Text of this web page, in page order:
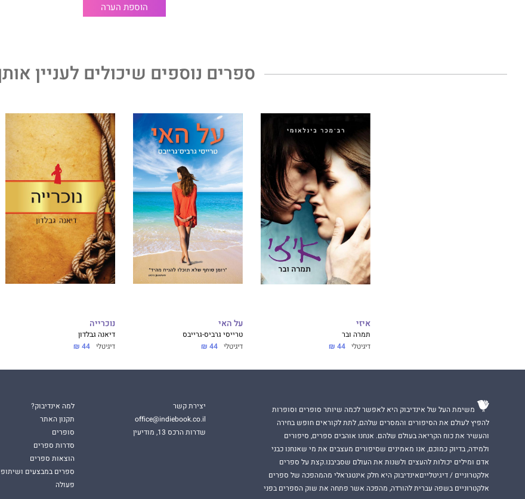
הוספת הערה
ספרים נוספים שיכולים לעניין
איזי
תמרה ובר
דיגיטלי 44 ₪
על האי
טרייסי גרביס-גרייבס
דיגיטלי 44 ₪
נוכרייה
דיאנה גבלדון
דיגיטלי 44 ₪
משימת העל של אינדיבוק היא לאפשר לכמה שיותר סופרים וסופרות
להפיץ לעולם את הסיפורים והמסרים שלהם, לתת לקוראים חופש בחירה
והעשיר את כוח הקריאה בעולם שלהם. אנחנו אוהבים ספרים, סיפורים
ולמידה, בדיוק כמוכם, אנו מאמינים שסיפורים מעצבים את מי שאנחנו כבני
אדם ומילים יכולות להעצים ולשנות את העולם שסביבנו.קצת על ספרים
אלקטרוניים / דיגיטלייםאינדיבוק היא חלק אינטגראלי מהמהפכה של ספרים
אלקטרוניים בשפה עברית להורדה, מהפכה אשר פתחה את שוק הספרים בפני
יצירת קשר
office@indiebook.co.il
שדרות הרכס 13, מודיעין
למה אינדיבוק?
תקנון האתר
סופרים
סדרות ספרים
הוצאות ספרים
ספרים במבצעים
פעולה